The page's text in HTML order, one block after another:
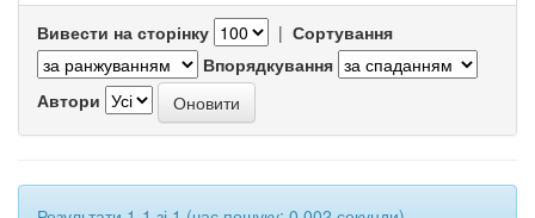
Вивести на сторінку | Сортування
Впорядкування
Автори